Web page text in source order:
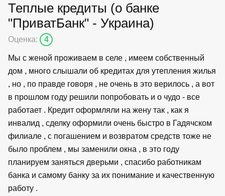
Теплые кредиты (о банке
"ПриватБанк" - Украина)
Оценка: 4
Мы с женой проживаем в селе , имеем собственный
дом , много слышали об кредитах для утепления жилья
, но , по правде говоря , не очень в это верилось , а вот
в прошлом году решили попробовать и о чудо - все
работает . Кредит оформляли на жену так , как я
инвалид , сделку оформили очень быстро в Гадячском
филиале , с погашением и возвратом средств тоже не
было проблем , мы заменили окна , в это году
планируем заняться дверьми , спасибо работникам
банка и самому банку за их понимание и качественную
работу .